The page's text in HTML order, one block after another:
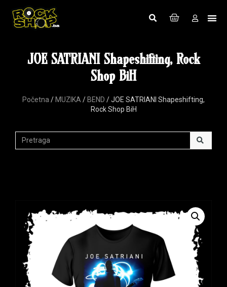
JOE SATRIANI Shapeshifting, Rock
Shop BiH
Početna / MUZIKA / BEND / JOE SATRIANI Shapeshifting,
Rock Shop BiH